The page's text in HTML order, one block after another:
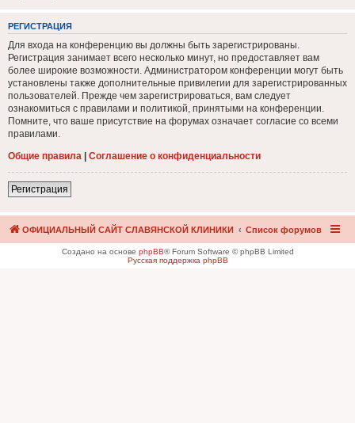
РЕГИСТРАЦИЯ
Для входа на конференцию вы должны быть зарегистрированы.
Регистрация занимает всего несколько минут, но предоставляет вам
более широкие возможности. Администратором конференции могут быть
установлены также дополнительные привилегии для зарегистрированных
пользователей. Прежде чем зарегистрироваться, вам следует
ознакомиться с правилами и политикой, принятыми на конференции.
Помните, что ваше присутствие на форумах означает согласие со всеми
правилами.
Общие правила | Соглашение о конфиденциальности
Регистрация
ОФИЦИАЛЬНЫЙ САЙТ СЛАВЯНСКОЙ КЛИНИКИ Список форумов
Создано на основе phpBB® Forum Software © phpBB Limited
Русская поддержка phpBB